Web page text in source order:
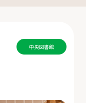
中央図書館